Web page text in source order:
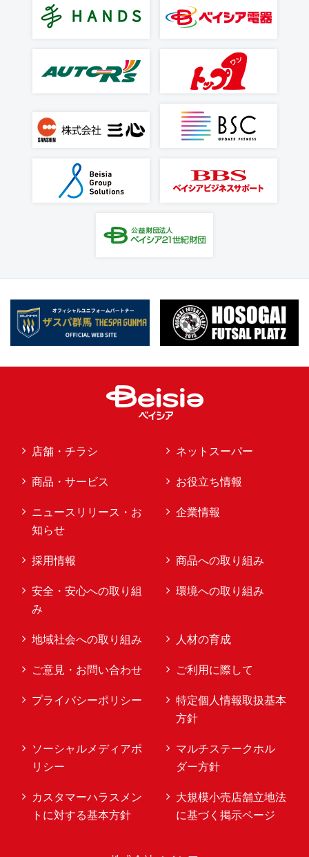
店舗・チラシ ネットスーパー
商品・サービス お役立ち情報
ニュースリリース・お
知らせ
企業情報
採用情報 商品への取り組み
安全・安心への取り組
み
環境への取り組み
地域社会への取り組み 人材の育成
ご意見・お問い合わせ ご利用に際して
プライバシーポリシー
特定個人情報取扱基本
方針
ソーシャルメディアポ
リシー
マルチステークホル
ダー方針
カスタマーハラスメン
トに対する基本方針
大規模小売店舗立地法
に基づく掲示ページ